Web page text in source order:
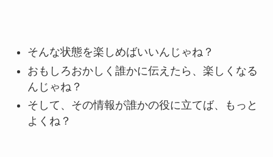
そんな状態を楽しめばいいんじゃね？
おもしろおかしく誰かに伝えたら、楽しくなる
んじゃね？
そして、その情報が誰かの役に立てば、もっと
よくね？